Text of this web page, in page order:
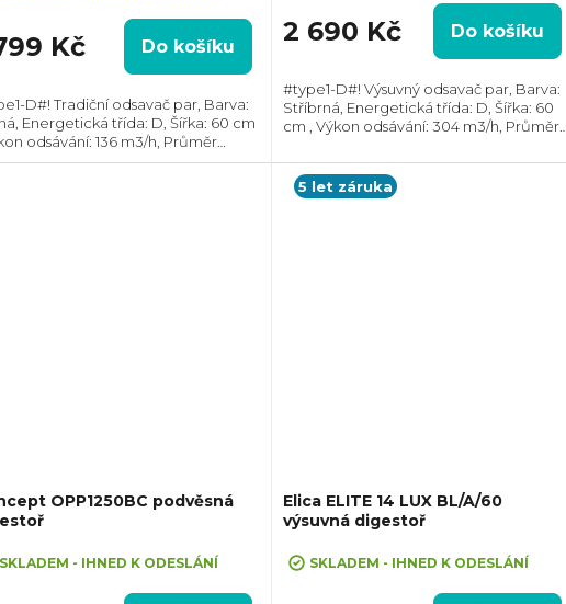
Kč Do košíku
odsavač par, Barva:
60 cm
odsávání: 136 m3/h, Průměr
120 mm, Směr odtahu: Horní,
2 690 Kč Do košíku
#type1-D#! Výsuvný odsavač par, Barva:
Stříbrná, Energetická třída: D, Šířka: 60
cm , Výkon odsávání: 304 m3/h, Průměr
Možnost recirkulace i odtahu ven
OPP1250BC podvěsná
SKLADEM - IHNED K ODESLÁNÍ
5 let záruka
Elica ELITE 14 LUX BL/A/60
výsuvná digestoř
SKLADEM - IHNED K ODESLÁNÍ